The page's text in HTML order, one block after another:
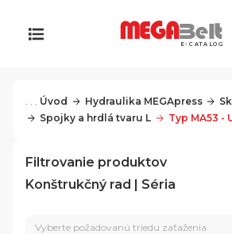
E-CATALOG
Filtrovanie produktov
Konštrukčný rad | Séria
Vyberte požadovanú triedu zaťaženia
. . . Úvod Hydraulika MEGApress
Spojky a hrdlá tvaru L
Typ MA53 -